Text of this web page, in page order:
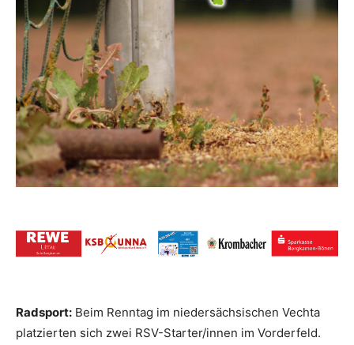
Radsport: Beim Renntag im niedersächsischen Vechta
platzierten sich zwei RSV-Starter/innen im Vorderfeld.